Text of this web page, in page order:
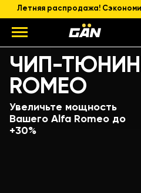
Летняя распродажа!
ЧИП-
ROMEO
Увеличьте мощность
Вашего Alfa Romeo до
+30%
Модель
Объем и мощность ДВС